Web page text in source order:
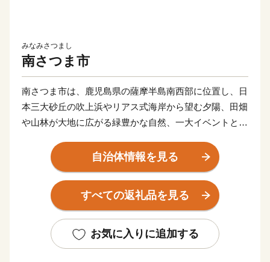
みなみさつまし
南さつま市
南さつま市は、鹿児島県の薩摩半島南西部に位置し、日
本三大砂丘の吹上浜やリアス式海岸から望む夕陽、田畑
や山林が大地に広がる緑豊かな自然、一大イベントとし
地域の様々な郷土芸能や伝統行事、海と大地の恵みの多
種多様な農・畜・水産物や加工品、焼酎・電子部品等の
地場産業など、多くの資源に恵まれています。
ふるさと納税を通して、南さつま市の魅力ある特産品を
てほしい！との思いで取り組んでおります。
自治体情報を見る
すべての返礼品を見る
お気に入りに追加する